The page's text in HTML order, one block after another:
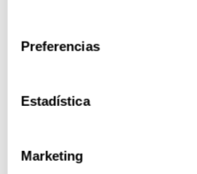
Preferencias
Estadística
Marketing